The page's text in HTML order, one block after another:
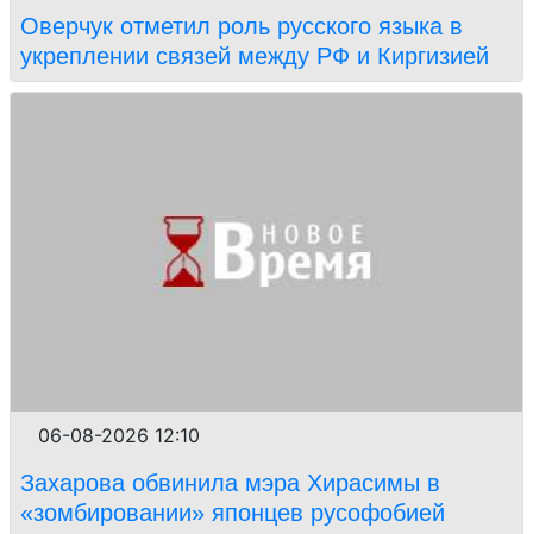
Оверчук отметил роль русского языка в
укреплении связей между РФ и Киргизией
06-08-2026 12:10
Захарова обвинила мэра Хирасимы в
«зомбировании» японцев русофобией